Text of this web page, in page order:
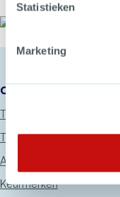
Statistieken
Marketing
Onze diensten
Thema’s
Trainingen
Advies
Keurmerken